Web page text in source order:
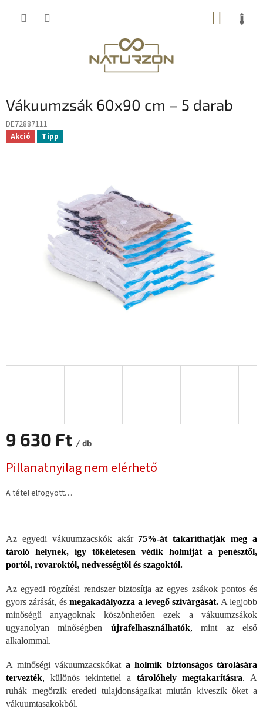
KOSÁR
Vákuumzsák 60x90 cm – 5 darab
DE72887111
Akció Tipp
9 630 Ft / db
Pillanatnyilag nem elérhető
A tétel elfogyott…
Az egyedi vákuumzacskók akár 75%-át takaríthatják meg a
tároló helynek, így tökéletesen védik holmiját a penésztől,
portól, rovaroktól, nedvességtől és szagoktól.
Az egyedi rögzítési rendszer biztosítja az egyes zsákok pontos és
gyors zárását, ésmegakadályozza a levegő szivárgását. A legjobb
minőségű anyagoknak köszönhetően ezek a vákuumzsákok
ugyanolyan minőségben újrafelhasználhatók, mint az első
alkalommal.
A minőségi vákuumzacskókat a holmik biztonságos tárolására
tervezték, különös tekintettel a tárolóhely megtakarításra. A
ruhák megőrzik eredeti tulajdonságaikat miután kiveszik őket a
vákuumtasakokból.